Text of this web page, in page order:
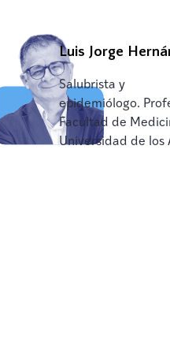
Luis Jorge
Salubrista y
epidemiólogo.
Facultad de
Universidad de los